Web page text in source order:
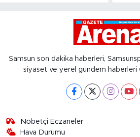
Samsun son dakika haberleri,
siyaset ve yerel gündem haberleri
Nöbetçi Eczaneler
Hava Durumu